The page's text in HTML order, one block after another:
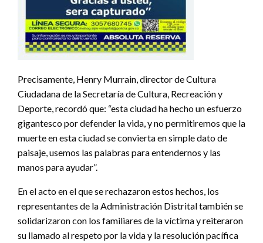
Precisamente, Henry Murrain, director de Cultura
Ciudadana de la Secretaría de Cultura, Recreación y
Deporte, recordó que: “esta ciudad ha hecho un esfuerzo
gigantesco por defender la vida, y no permitiremos que la
muerte en esta ciudad se convierta en simple dato de
paisaje, usemos las palabras para entendernos y las
manos para ayudar”.
En el acto en el que se rechazaron estos hechos, los
representantes de la Administración Distrital también se
solidarizaron con los familiares de la víctima y reiteraron
su llamado al respeto por la vida y la resolución pacífica